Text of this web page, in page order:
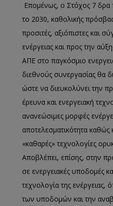
Επομένως, ο Στόχος 7 δρα
το 2030, καθολικής
προσιτές, αξιόπιστες και
ενέργειας και προς την
ΑΠΕ στο παγκόσμιο
διεθνούς συνεργασίας θα
ώστε να διευκολύνει την
έρευνα και ενεργειακή
ανανεώσιμες μορφές
αποτελεσματικότητα καθώς
«καθαρές» τεχνολογίες
Αποβλέπει, επίσης, στην
σε ενεργειακές υποδομές
τεχνολογία της ενέργειας,
των υποδομών και την